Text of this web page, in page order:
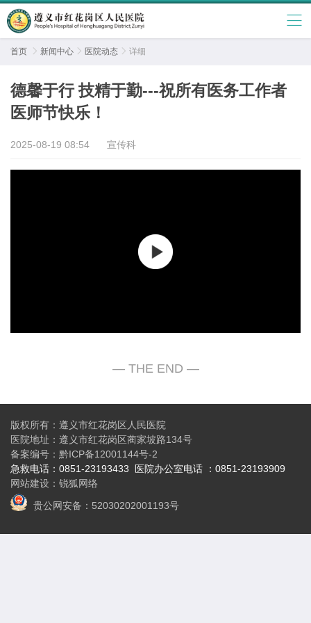
首页  新闻中心  医院动态  详细
德馨于行 技精于勤---祝所有医务工作者
医师节快乐！
2025-08-19 08:54 宣传科
版权所有：遵义市红花岗区人民医院
医院地址：遵义市红花岗区蔺家坡路134号
备案编号： 黔ICP备12001144号-2
急救电话：0851-23193433
医院办公室电话 ：0851-23193909
网站建设 ： 锐狐网络
贵公网安备：52030202001193号